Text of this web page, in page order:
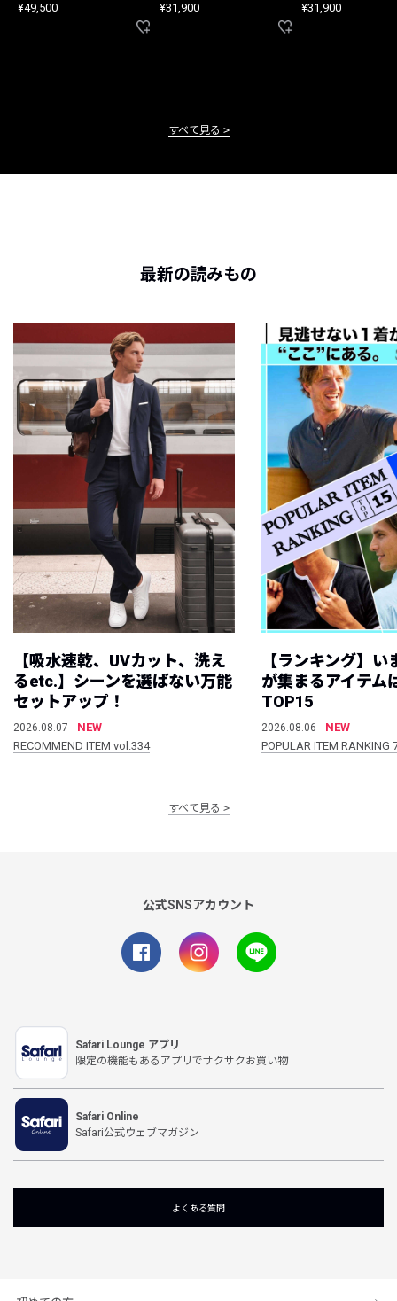
¥49,500 ¥31,900 ¥31,900
すべて見る
最新の読みもの
【吸水速乾、UVカット、洗え
るetc.】シーンを選ばない万能
セットアップ！
2026.08.07
NEW
RECOMMEND ITEM vol.334
【ランキング】
が集まるアイテム
TOP15
2026.08.06
NEW
POPULAR ITEM
すべて見る
公式SNSアカウント
Safari Lounge アプリ
限定の機能もあるアプリでサクサクお買い物
Safari Online
Safari公式ウェブマガジン
よくある質問